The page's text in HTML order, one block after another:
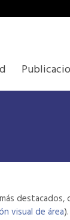
visual de área